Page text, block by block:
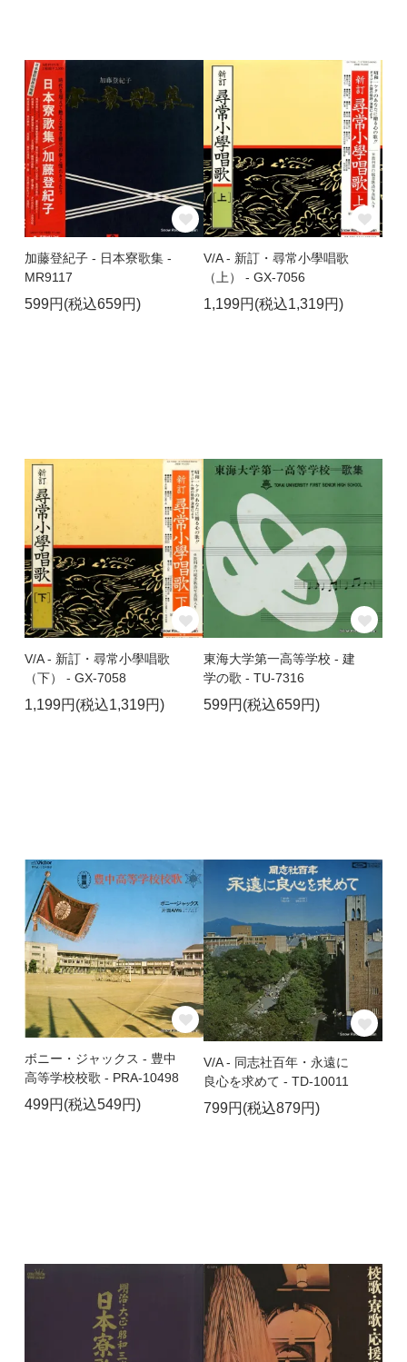
加藤登紀子 - 日本寮歌集 -
MR9117
599円(税込659円)
V/A - 新訂・尋常小學唱歌
（上） - GX-7056
1,199円(税込1,319円)
V/A - 新訂・尋常小學唱歌
（下） - GX-7058
1,199円(税込1,319円)
東海大学第一高等学校 - 建
学の歌 - TU-7316
599円(税込659円)
ボニー・ジャックス - 豊中
高等学校校歌 - PRA-10498
499円(税込549円)
V/A - 同志社百年・永遠に
良心を求めて - TD-10011
799円(税込879円)